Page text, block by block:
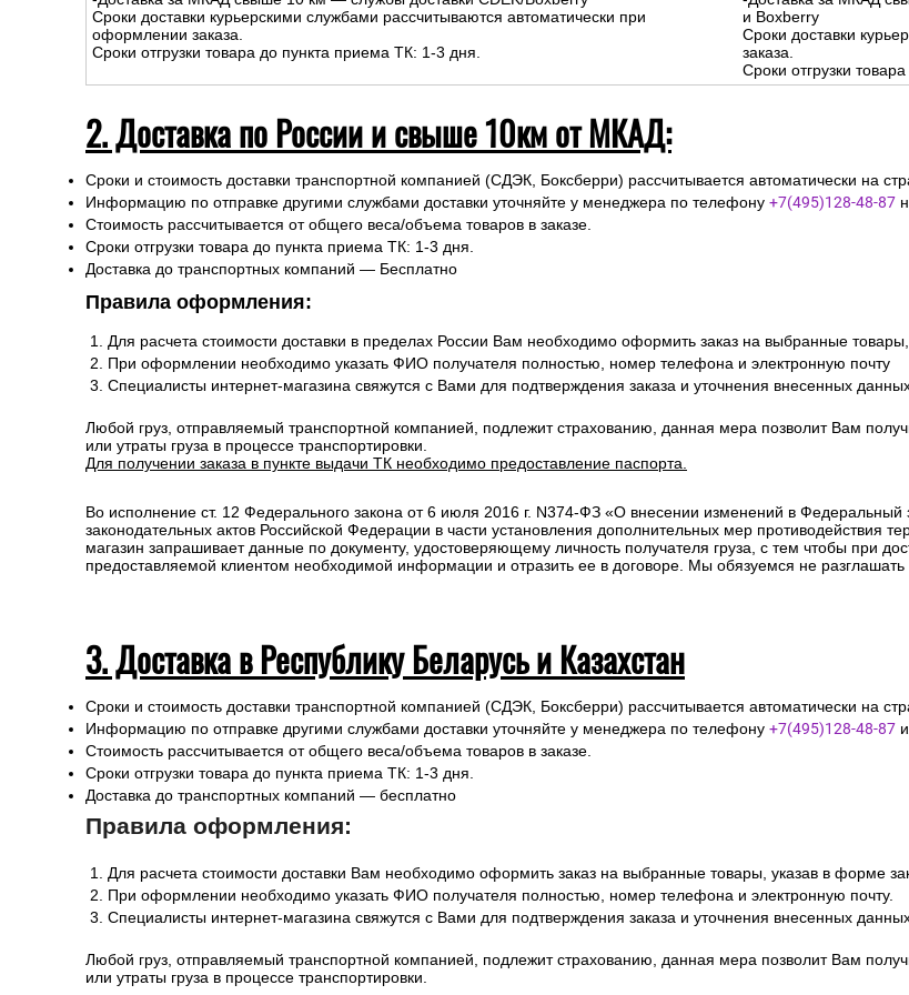
Сроки доставки курьерскими службами рассчитываются автоматически при
оформлении заказа.
Сроки отгрузки товара до пункта приема ТК: 1-3 дня.
и Boxberry
Сроки доставки
заказа.
Сроки отгрузки
2. Доставка по России и свыше 10км от МКАД:
Сроки и стоимость доставки транспортной компанией (СДЭК, Боксберри) рассчитывается автоматически на
Информацию по отправке другими службами доставки уточняйте у менеджера по телефону +7(495)128-48-87
Стоимость рассчитывается от общего веса/объема товаров в заказе.
Сроки отгрузки товара до пункта приема ТК: 1-3 дня.
Доставка до транспортных компаний — Бесплатно
Правила оформления:
Для расчета стоимости доставки в пределах России Вам необходимо оформить заказ на выбранные
При оформлении необходимо указать ФИО получателя полностью, номер телефона и электронную почту
Специалисты интернет-магазина свяжутся с Вами для подтверждения заказа и уточнения внесенных
Любой груз, отправляемый транспортной компанией, подлежит страхованию, данная мера позволит Вам
или утраты груза в процессе транспортировки.
Для получении заказа в пункте выдачи ТК необходимо предоставление паспорта.
Во исполнение ст. 12 Федерального закона от 6 июля 2016 г. N374-ФЗ «О внесении изменений в Федеральный
законодательных актов Российской Федерации в части установления дополнительных мер противодействия
магазин запрашивает данные по документу, удостоверяющему личность получателя груза, с тем чтобы при
предоставляемой клиентом необходимой информации и отразить ее в договоре. Мы обязуемся не разглашать
3. Доставка в Республику Беларусь и Казахстан
Сроки и стоимость доставки транспортной компанией (СДЭК, Боксберри) рассчитывается автоматически на
Информацию по отправке другими службами доставки уточняйте у менеджера по телефону +7(495)128-48-87
Стоимость рассчитывается от общего веса/объема товаров в заказе.
Сроки отгрузки товара до пункта приема ТК: 1-3 дня.
Доставка до транспортных компаний — бесплатно
Правила оформления:
Для расчета стоимости доставки Вам необходимо оформить заказ на выбранные товары, указав в форме
При оформлении необходимо указать ФИО получателя полностью, номер телефона и электронную почту.
Специалисты интернет-магазина свяжутся с Вами для подтверждения заказа и уточнения внесенных
Любой груз, отправляемый транспортной компанией, подлежит страхованию, данная мера позволит Вам
или утраты груза в процессе транспортировки.